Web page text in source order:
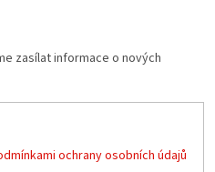
zasílat informace o nových
ochrany osobních údajů